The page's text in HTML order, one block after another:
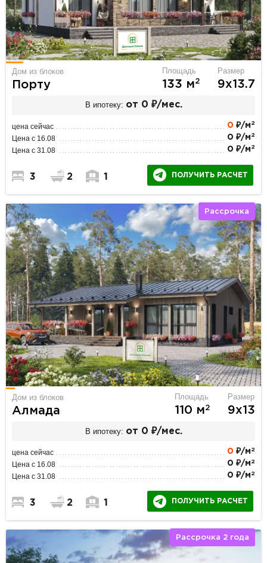
Дом из блоков
Порту
Площадь
133 м2
Размер
9х13.7
В ипотеку: от 0 ₽/мес.
цена сейчас 0 ₽/м 2
Цена с 16.08 0 ₽/м 2
Цена с 31.08 0 ₽/м 2
3 2 1 ПОЛУЧИТЬ РАСЧЕТ
Рассрочка
Дом из блоков
Алмада
Площадь
110 м2
Размер
9х13
В ипотеку: от 0 ₽/мес.
цена сейчас 0 ₽/м 2
Цена с 16.08 0 ₽/м 2
Цена с 31.08 0 ₽/м 2
3 2 1 ПОЛУЧИТЬ РАСЧЕТ
Рассрочка 2 года